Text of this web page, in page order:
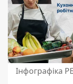
Інфографіка